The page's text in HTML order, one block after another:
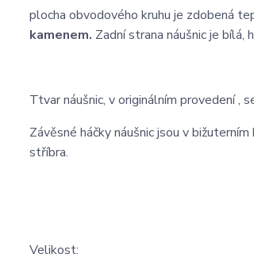
plocha obvodového kruhu je zdobená
kamenem. Zadní strana náušnic je bílá,
Ttvar náušnic, v originálním provedení ,
Závěsné háčky náušnic jsou v
stříbra.
Velikost: